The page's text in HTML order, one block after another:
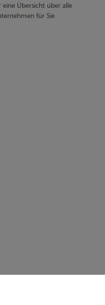
Übersicht über alle
für Sie